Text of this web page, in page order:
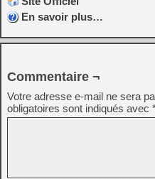
En savoir plus…
Commentaire ¬
Votre adresse e-mail ne sera
obligatoires sont indiqués avec